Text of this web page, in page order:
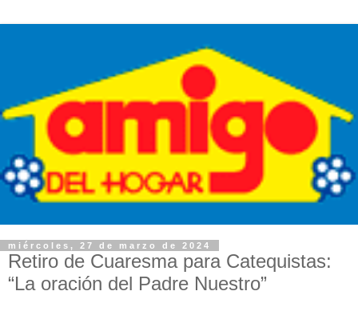
miércoles, 27 de marzo de 2024
Retiro de Cuaresma para Catequistas:
“La oración del Padre Nuestro”